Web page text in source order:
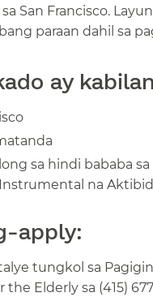
San Francisco.
paraan dahil sa
ay
sa hindi bababa
na
apply:​​
tungkol sa
Elderly sa (415)